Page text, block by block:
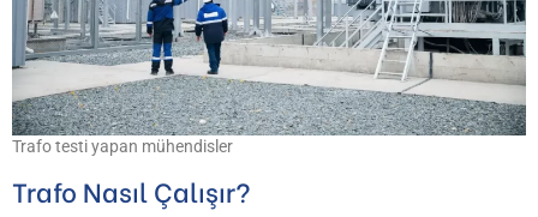
Trafo testi yapan mühendisler
Trafo Nasıl Çalışır?